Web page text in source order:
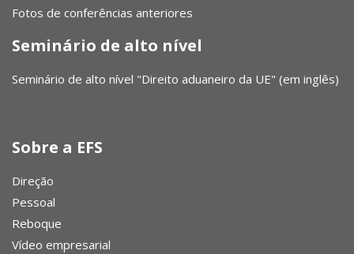
Fotos de conferências anteriores
Seminário de alto nível
Seminário de alto nível "Direito aduaneiro da UE" (em inglês)
Sobre a EFS
Direção
Pessoal
Reboque
Vídeo empresarial